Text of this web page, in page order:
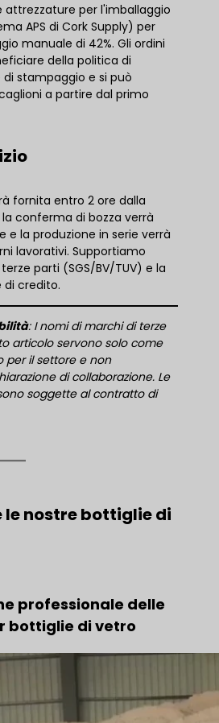
attrezzature per l'imballaggio
APS di Cork Supply) per
manuale di 42%. Gli ordini
della politica di
stampaggio e si può
a partire dal primo
fornita entro 2 ore dalla
conferma di bozza verrà
la produzione in serie verrà
lavorativi. Supportiamo
parti (SGS/BV/TUV) e la
di credito.
​: I nomi di marchi di terze
articolo servono solo come
per il settore e non
di collaborazione. Le
soggette al contratto di
le nostre bottiglie di
professionale delle
bottiglie di vetro